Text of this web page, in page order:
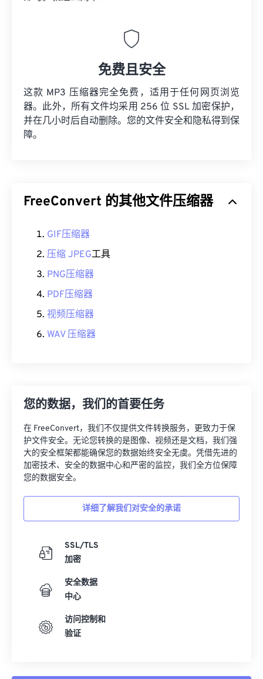
免费且安全
这款 MP3 压缩器完全免费，适用于任何网页浏览
器。此外，所有文件均采用 256 位 SSL 加密保护，
并在几小时后自动删除。您的文件安全和隐私得到保
障。
FreeConvert 的其他文件压缩器
GIF压缩器
压缩 JPEG工具
PNG压缩器
PDF压缩器
视频压缩器
WAV 压缩器
您的数据，我们的首要任务
在 FreeConvert，我们不仅提供文件转换服务，更致力于保
护文件安全。无论您转换的是图像、视频还是文档，我们强
大的安全框架都能确保您的数据始终安全无虞。凭借先进的
加密技术、安全的数据中心和严密的监控，我们全方位保障
您的数据安全。
详细了解我们对安全的承诺
SSL/TLS
加密
安全数据
中心
访问控制和
验证